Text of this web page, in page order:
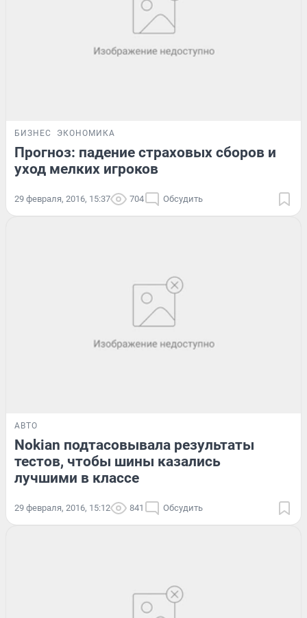
БИЗНЕС ЭКОНОМИКА
Прогноз: падение страховых сборов и
уход мелких игроков
29 февраля, 2016, 15:37 704 Обсудить
АВТО
Nokian подтасовывала результаты
тестов, чтобы шины казались
лучшими в классе
29 февраля, 2016, 15:12 841 Обсудить